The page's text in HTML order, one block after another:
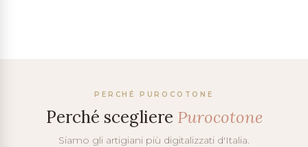
PERCHÉ PUROCOTONE
Perché scegliere Purocotone
Siamo gli artigiani più digitalizzati d'Italia.